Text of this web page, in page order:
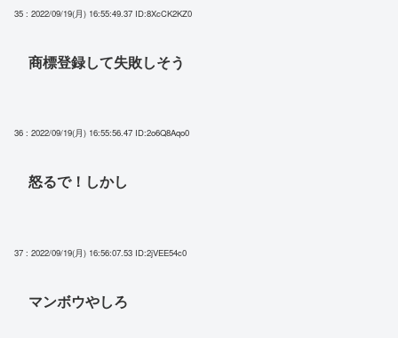
35 : 2022/09/19(月) 16:55:49.37 ID:8XcCK2KZ0
商標登録して失敗しそう
36 : 2022/09/19(月) 16:55:56.47 ID:2o6Q8Aqo0
怒るで！しかし
37 : 2022/09/19(月) 16:56:07.53 ID:2jVEE54c0
マンボウやしろ